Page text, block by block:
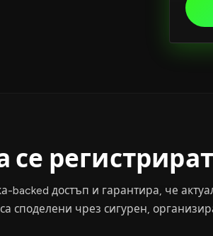
S
t
1
се
backed достъп и гарантира, че
споделени чрез сигурен,